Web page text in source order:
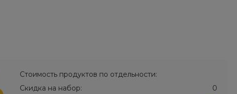
Стоимость продуктов по отдельности:
Скидка на набор:
0